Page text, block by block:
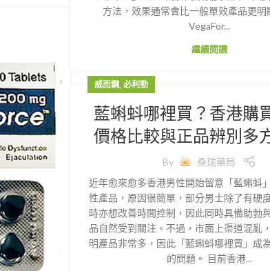
方法，效果通常會比一般單效產品更明
VegaFor...
繼續閱讀
威而鋼, 必利勁
藍蝌蚪哪裡買？香港購
價格比較與正品辨別多
By
桑瑞藥局
近年愈來愈多香港男性開始留意「藍蝌蚪
性產品，原因很簡單，部分男士除了有硬
時亦想改善時間控制，因此同時具備助勃
品自然受到關注。不過，市面上渠道混亂
明產品非常多，因此「藍蝌蚪哪裡買」成
的問題。 目前香港...